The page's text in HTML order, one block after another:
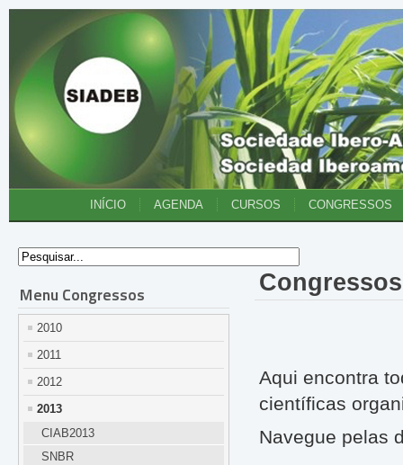
INÍCIO AGENDA CURSOS CONGRESSOS
Menu Congressos
2010
2011
2012
2013
CIAB2013
SNBR
Aqui encontra
científicas
Navegue pelas